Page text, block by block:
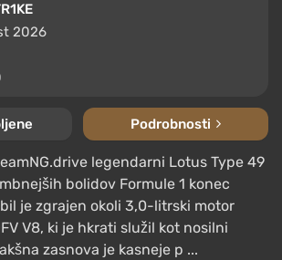
2026
Podrobnosti
legendarni Lotus Type 49
bolidov Formule 1 konec
je zgrajen okoli 3,0-litrski motor
V8, ki je hkrati služil kot nosilni
zasnova je kasneje p ...